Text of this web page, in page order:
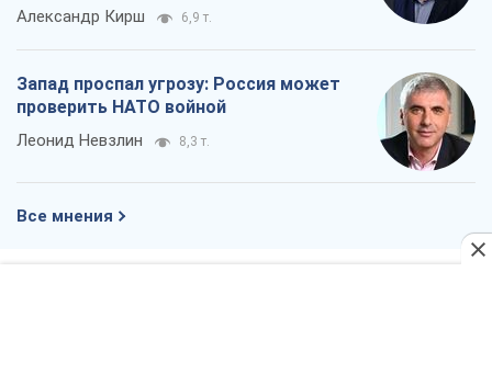
Александр Кирш 6,9 т.
Запад проспал угрозу: Россия может
проверить НАТО войной
Леонид Невзлин 8,3 т.
Все мнения